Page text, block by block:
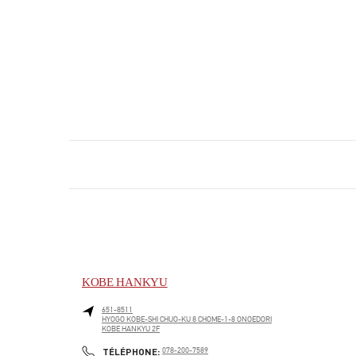
KOBE HANKYU
651-8511
HYOGO KOBE-SHI CHUO-KU8 CHOME-1-8 ONOEDORI
KOBE HANKYU 2F
TÉLÉPHONE: PHONE
078-200-7589